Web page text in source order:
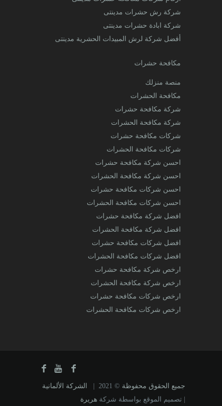
شركة رش حشرات مدينتى
شركة ابادة حشرات مدينتى
أفضل شركة لرش المبيدات الحشرية مدينتى
مكافحة حشرات
منصة منزلك
مكافحة الحشرات
شركة مكافحة حشرات
شركة مكافحة الحشرات
شركات مكافحة حشرات
شركات مكافحة الحشرات
احسن شركة مكافحة حشرات
احسن شركة مكافحة الحشرات
احسن شركات مكافحة حشرات
احسن شركات مكافحة الحشرات
افضل شركة مكافحة حشرات
افضل شركة مكافحة الحشرات
افضل شركات مكافحة حشرات
افضل شركات مكافحة الحشرات
ارخص شركة مكافحة حشرات
ارخص شركة مكافحة الحشرات
ارخص شركات مكافحة حشرات
ارخص شركات مكافحة الحشرات
جميع الحقوق محفوظة © 2021 |
الشركة الألمانية
| تصميم الموقع بواسطة شركة هريرة